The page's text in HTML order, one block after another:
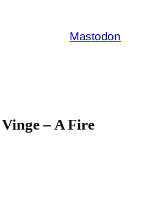
Mastodon
– A Fire